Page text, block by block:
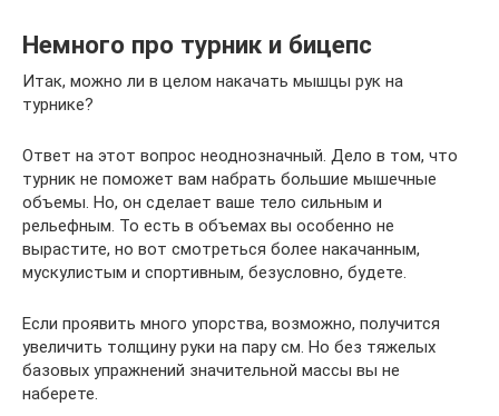
Немного про турник и бицепс
Итак, можно ли в целом накачать мышцы рук на
турнике?
Ответ на этот вопрос неоднозначный. Дело в том, что
турник не поможет вам набрать большие мышечные
объемы. Но, он сделает ваше тело сильным и
рельефным. То есть в объемах вы особенно не
вырастите, но вот смотреться более накачанным,
мускулистым и спортивным, безусловно, будете.
Если проявить много упорства, возможно, получится
увеличить толщину руки на пару см. Но без тяжелых
базовых упражнений значительной массы вы не
наберете.